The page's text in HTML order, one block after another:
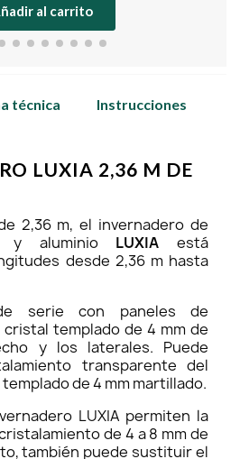
al carrito
técnica Instrucciones
LUXIA 2,36 M DE
2,36 m, el invernadero de
y aluminio LUXIA está
desde 2,36 m hasta
serie con paneles de
templado de 4 mm de
y los laterales. Puede
transparente del
de 4 mm martillado.
LUXIA permiten la
de 4 a 8 mm de
también puede sustituir el